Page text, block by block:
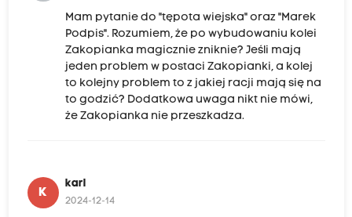
Mam pytanie do "tępota wiejska" oraz "Marek
Podpis". Rozumiem, że po wybudowaniu kolei
Zakopianka magicznie zniknie? Jeśli mają
jeden problem w postaci Zakopianki, a kolej
to kolejny problem to z jakiej racji mają się na
to godzić? Dodatkowa uwaga nikt nie mówi,
że Zakopianka nie przeszkadza.
K
karl
2024-12-14